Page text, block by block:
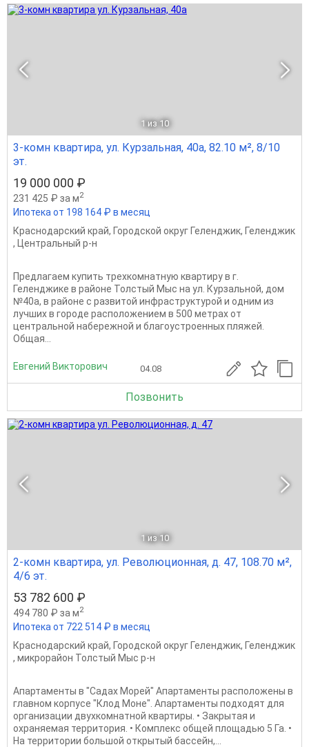
1 из 10
3-комн квартира, ул. Курзальная, 40а, 82.10 м², 8/10
эт.
19 000 000 ₽
231 425 ₽ за м2
Ипотека от 198 164 ₽ в месяц
Краснодарский край, Городской округ Геленджик, Геленджик
,
Центральный р-н
Предлагаем купить трехкомнатную квартиру в г.
Геленджике в районе Толстый Мыс на ул. Курзальной, дом
№40а, в районе с развитой инфраструктурой и одним из
лучших в городе расположением в 500 метрах от
центральной набережной и благоустроенных пляжей.
Общая...
Евгений Викторович 04.08
Позвонить
1 из 10
2-комн квартира, ул. Революционная, д. 47, 108.70 м²,
4/6 эт.
53 782 600 ₽
494 780 ₽ за м2
Ипотека от 722 514 ₽ в месяц
Краснодарский край, Городской округ Геленджик, Геленджик
, микрорайон Толстый Мыс р-н
Апартаменты в "Садах Морей" Апартаменты расположены в
главном корпусе "Клод Моне". Апартаменты подходят для
организации двухкомнатной квартиры. • Закрытая и
охраняемая территория. • Комплекс общей площадью 5 Га. •
На территории большой открытый бассейн,...